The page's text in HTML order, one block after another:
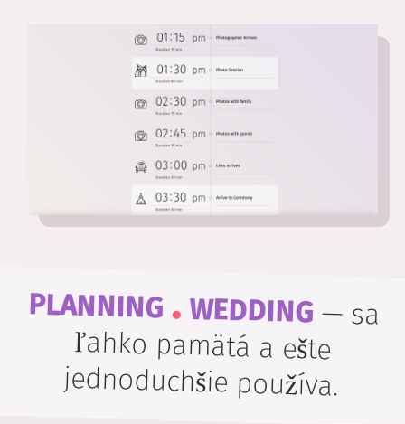
PLANNING . WEDDING— sa
ľahko pamätá a ešte
jednoduchšie používa.